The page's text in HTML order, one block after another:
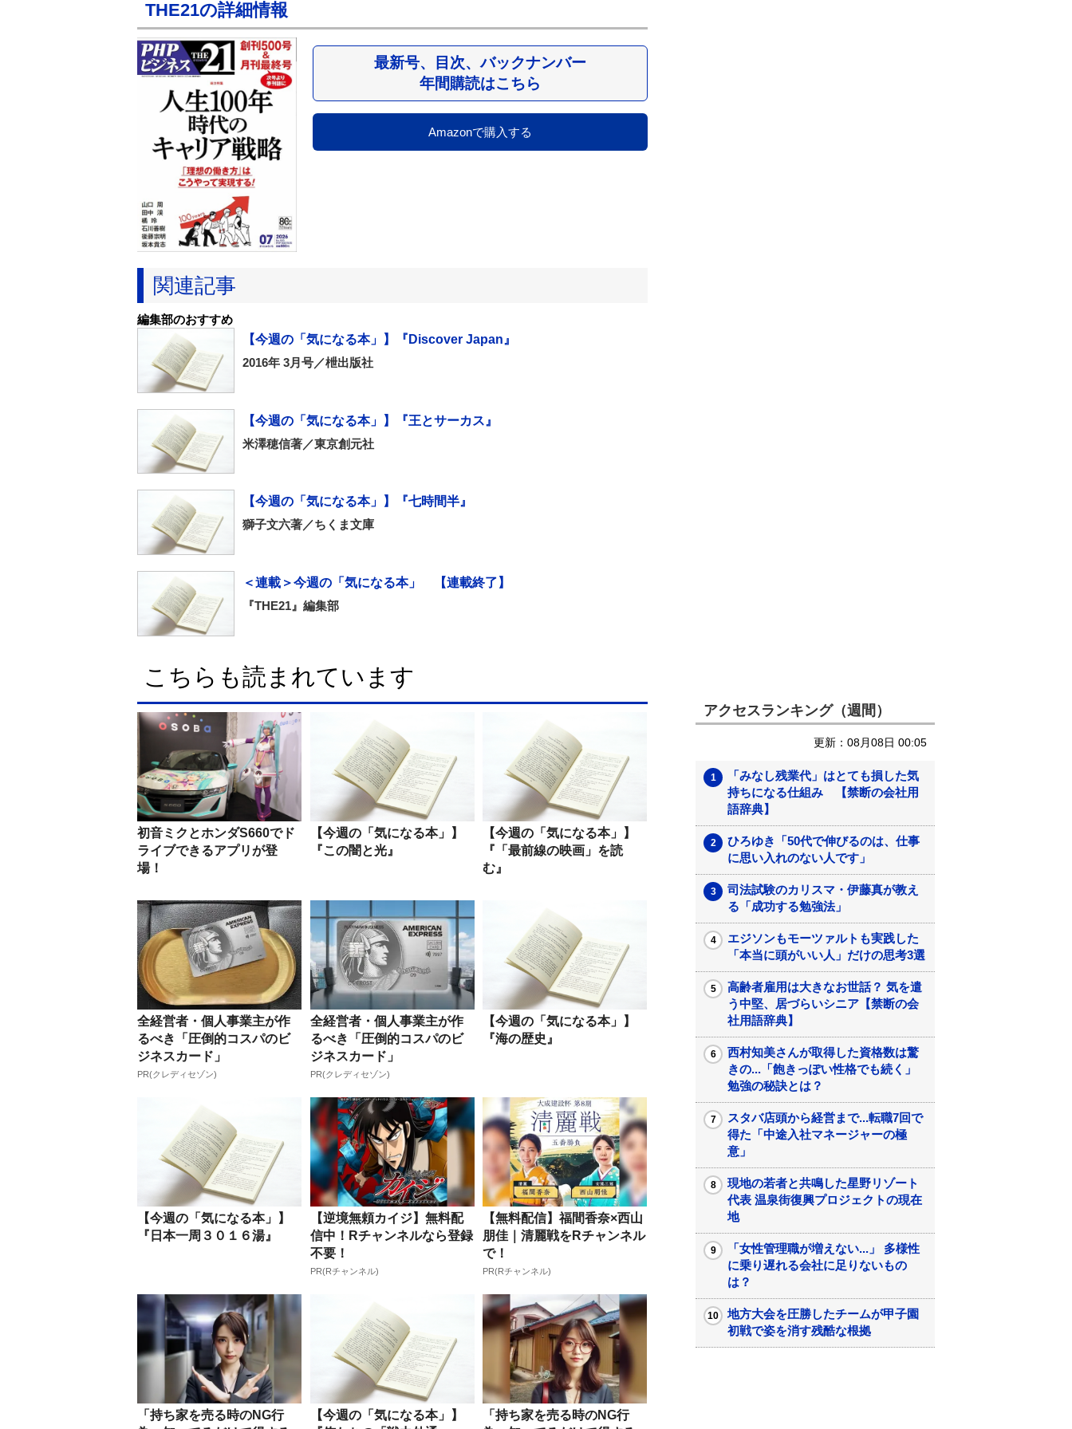
THE21の詳細情報
最新号、目次、バックナンバー
年間購読はこちら
Amazonで購入する
関連記事
編集部のおすすめ
【今週の「気になる本」】『Discover Japan』
2016年 3月号／枻出版社
【今週の「気になる本」】『王とサーカス』
米澤穂信著／東京創元社
【今週の「気になる本」】『七時間半』
獅子文六著／ちくま文庫
＜連載＞今週の「気になる本」 【連載終了】
『THE21』編集部
こちらも読まれています
初音ミクとホンダS660でド
ライブできるアプリが登
場！
【今週の「気になる本」】
『この闇と光』
【今週の「気になる本」】
『「最前線の映画」を読
む』
全経営者・個人事業主が作
るべき「圧倒的コスパのビ
ジネスカード」
PR(クレディセゾン)
全経営者・個人事業主が作
るべき「圧倒的コスパのビ
ジネスカード」
PR(クレディセゾン)
【今週の「気になる本」】
『海の歴史』
【今週の「気になる本」】
『日本一周３０１６湯』
【逆境無頼カイジ】無料配
信中！Rチャンネルなら登録
不要！
PR(Rチャンネル)
【無料配信】福間香奈×西山
朋佳｜清麗戦をRチャンネル
で！
PR(Rチャンネル)
「持ち家を売る時のNG行
【今週の「気になる本」】
「持ち家を売る時のNG行
アクセスランキング（週間）
更新：08月08日 00:05
「みなし残業代」はとても損した気
持ちになる仕組み 【禁断の会社用
語辞典】
ひろゆき「50代で伸びるのは、仕事
に思い入れのない人です」
司法試験のカリスマ・伊藤真が教え
る「成功する勉強法」
エジソンもモーツァルトも実践した
「本当に頭がいい人」だけの思考3選
高齢者雇用は大きなお世話？ 気を遣
う中堅、居づらいシニア【禁断の会
社用語辞典】
西村知美さんが取得した資格数は驚
きの...「飽きっぽい性格でも続く」
勉強の秘訣とは？
スタバ店頭から経営まで...転職7回で
得た「中途入社マネージャーの極
意」
現地の若者と共鳴した星野リゾート
代表 温泉街復興プロジェクトの現在
地
「女性管理職が増えない...」 多様性
に乗り遅れる会社に足りないもの
は？
地方大会を圧勝したチームが甲子園
初戦で姿を消す残酷な根拠